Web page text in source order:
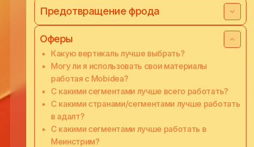
Предотвращение фрода
Оферы
Какую вертикаль лучше выбрать?
Могу ли я использовать свои материалы
работая с Mobidea?
С какими сегментами лучше всего работать?
С какими странами/сегментами лучше работать
в адалт?
С какими сегментами лучше работать в
Меинстрим?